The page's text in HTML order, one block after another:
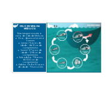
CICLO DE VIDA DA
MERLUZA
Esta imagem mostra o
ciclo de vida da Merluza:
Ovo: desenvolve em 4-
5 meses.
Larvas: 1-6 anos de
idade – Até 12 cm de
comprimento.
Juvenil: 6-7 anos de
idade – 12-18 cm de
comprimento.
Sub adulto: 7-8 anos,
80-100 cm de
comprimento.
Adulto: De 8 a 50 anos
de idade - 70cm a 2.2m.